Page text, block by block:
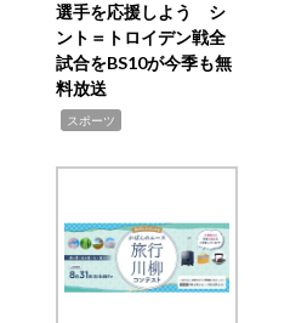
選手を応援しよう シ
ント＝トロイデン戦全
試合をBS10が今季も無
料放送
スポーツ